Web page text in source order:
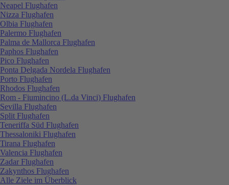
Neapel Flughafen
Nizza Flughafen
Olbia Flughafen
Palermo Flughafen
Palma de Mallorca Flughafen
Paphos Flughafen
Pico Flughafen
Ponta Delgada Nordela Flughafen
Porto Flughafen
Rhodos Flughafen
Rom - Fiumincino (L.da Vinci) Flughafen
Sevilla Flughafen
Split Flughafen
Teneriffa Süd Flughafen
Thessaloniki Flughafen
Tirana Flughafen
Valencia Flughafen
Zadar Flughafen
Zakynthos Flughafen
Alle Ziele im Überblick